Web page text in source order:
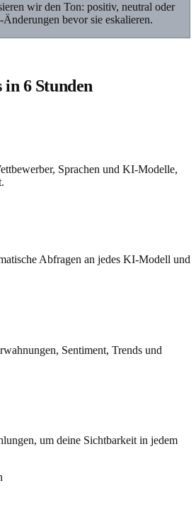
wir den Ton: positiv, neutral oder
bevor sie eskalieren.
in 6 Stunden
Sprachen und KI-Modelle,
Abfragen an jedes KI-Modell und
Sentiment, Trends und
um deine Sichtbarkeit in jedem